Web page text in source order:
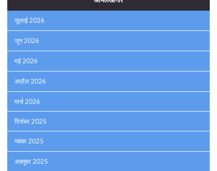
जुलाई 2026
जून 2026
मई 2026
अप्रैल 2026
मार्च 2026
दिसंबर 2025
नवंबर 2025
अक्तूबर 2025